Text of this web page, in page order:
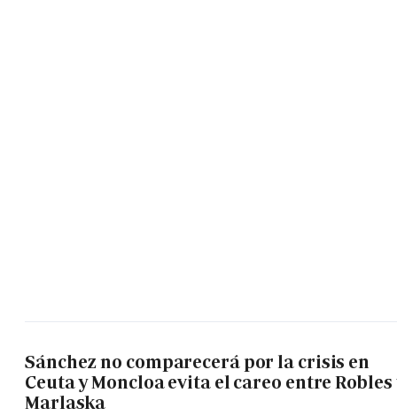
Sánchez no comparecerá por la crisis en
Ceuta y Moncloa evita el careo entre Robles
Marlaska